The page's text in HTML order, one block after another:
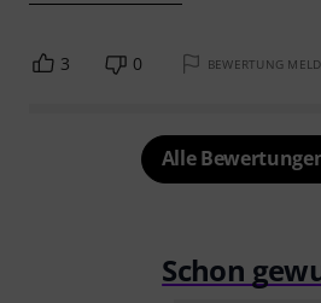
3 0 BEWERTUNG
Alle
Schon